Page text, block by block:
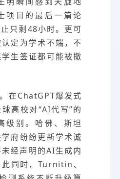
项目的最后一篇论
只剩48小时。更可
定为学术不端，不
生签证都可能被撤
在ChatGPT爆发式
高校对“AI代写”的
级别。哈佛、斯坦
府纷纷更新学术诚
经声明的AI生成内
同时，Turnitin、